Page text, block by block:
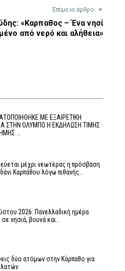
Έπόμενο άρθρο
«Καρπαθος – Ένα νησί
από νερό και αλήθεια»
ΜΕ ΕΞΑΙΡΕΤΙΚΗ
ΣΤΗΝ ΟΛΥΜΠΟ Η ΕΚΔΗΛΩΣΗ ΤΙΜΗΣ
…
μέχρι νεωτέρας η πρόσβαση
Καρπάθου λόγω πιθανής…
2026: Πανελλαδική ημέρα
νησιά, βουνά και…
δύο ατόμων στην Κάρπαθο για